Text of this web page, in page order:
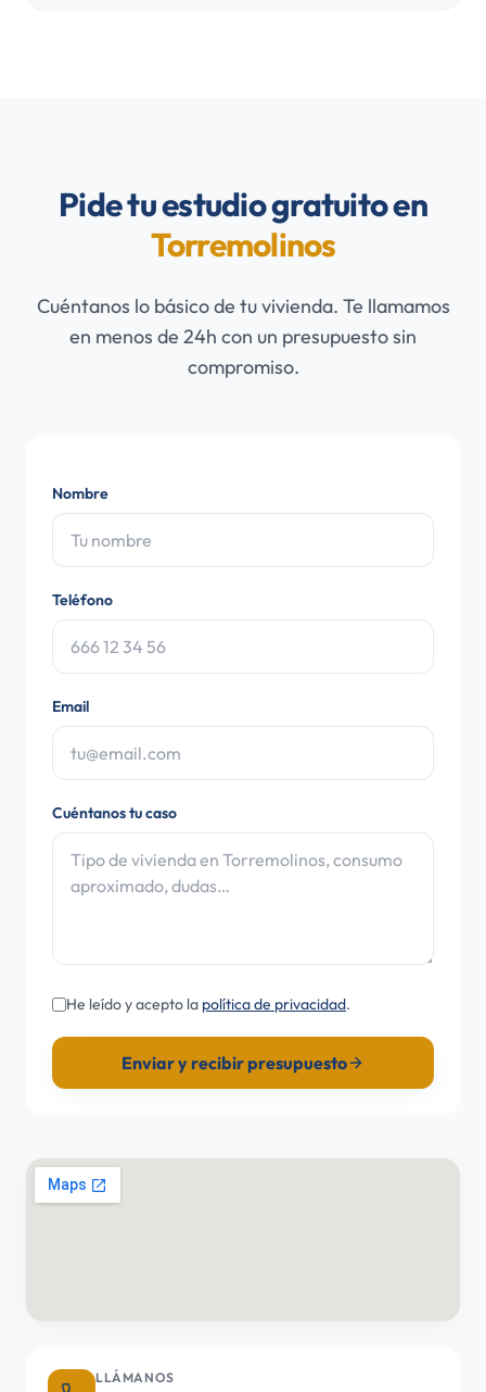
Pide tu estudio gratuito en
Torremolinos
Cuéntanos lo básico de tu vivienda. Te llamamos
en menos de 24h con un presupuesto sin
compromiso.
Nombre
Teléfono
Email
Cuéntanos tu caso
He leído y acepto la política de privacidad.
Enviar y recibir presupuesto
LLÁMANOS